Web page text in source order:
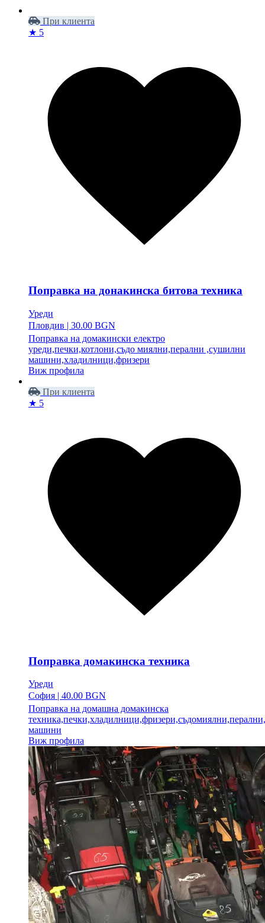
При клиента
★ 5
Поправка на донакинска битова техника
Уреди
Пловдив | 30.00 BGN
Поправка на домакински електро
уреди,печки,котлони,съдо миялни,перални ,сушилни
машини,хладилници,фризери
Виж профила
При клиента
★ 5
Поправка домакинска техника
Уреди
София | 40.00 BGN
Поправка на домашна домакинска
машини
Виж профила